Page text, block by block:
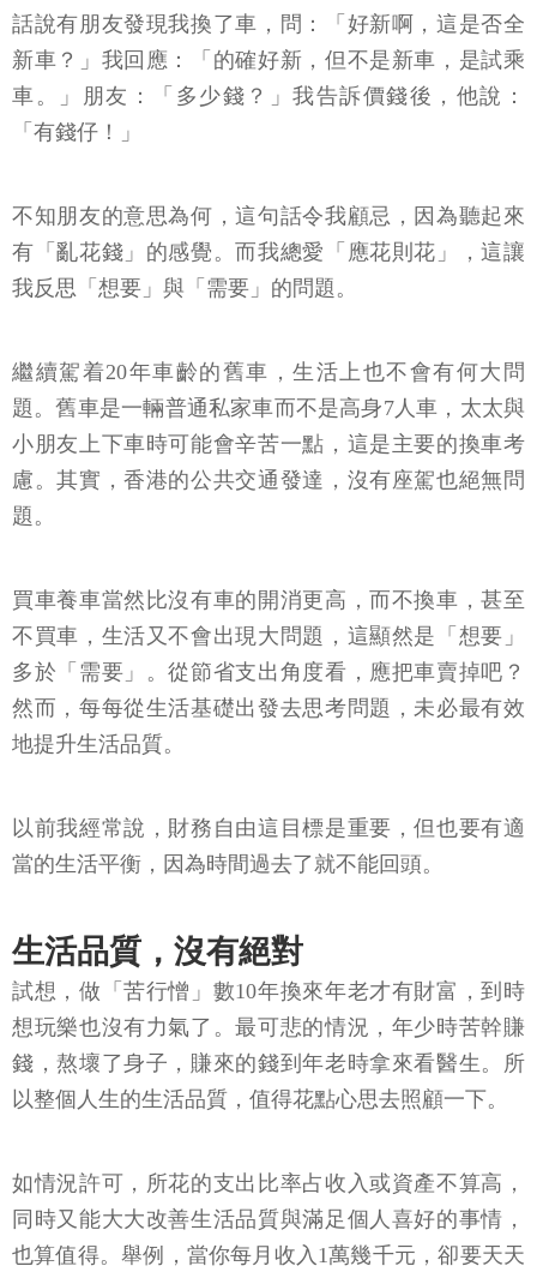
話說有朋友發現我換了車，問：「好新啊，這是否全
新車？」我回應：「的確好新，但不是新車，是試乘
車。」朋友：「多少錢？」我告訴價錢後，他說：
「有錢仔！」
不知朋友的意思為何，這句話令我顧忌，因為聽起來
有「亂花錢」的感覺。而我總愛「應花則花」，這讓
我反思「想要」與「需要」的問題。
繼續駕着20年車齡的舊車，生活上也不會有何大問
題。舊車是一輛普通私家車而不是高身7人車，太太與
小朋友上下車時可能會辛苦一點，這是主要的換車考
慮。其實，香港的公共交通發達，沒有座駕也絕無問
題。
買車養車當然比沒有車的開消更高，而不換車，甚至
不買車，生活又不會出現大問題，這顯然是「想要」
多於「需要」。從節省支出角度看，應把車賣掉吧？
然而，每每從生活基礎出發去思考問題，未必最有效
地提升生活品質。
以前我經常說，財務自由這目標是重要，但也要有適
當的生活平衡，因為時間過去了就不能回頭。
生活品質，沒有絕對
試想，做「苦行憎」數10年換來年老才有財富，到時
想玩樂也沒有力氣了。最可悲的情況，年少時苦幹賺
錢，熬壞了身子，賺來的錢到年老時拿來看醫生。所
以整個人生的生活品質，值得花點心思去照顧一下。
如情況許可，所花的支出比率占收入或資產不算高，
同時又能大大改善生活品質與滿足個人喜好的事情，
也算值得。舉例，當你每月收入1萬幾千元，卻要天天